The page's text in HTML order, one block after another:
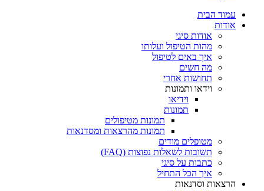
עמוד הבית
אודות
אודות סיגי
מהות הטיפול ועלותו
איך באים לטיפול
מה חשים
תחושות אחרי
וידאו ותמונות
וידיאו
תמונות
תמונות מטיפולים
תמונות מהרצאות ומסדנאות
מטופלים מודים
תשובות לשאלות נפוצות (FAQ)
כתבות על סיגי
איך הכל התחיל
הרצאות וסדנאות